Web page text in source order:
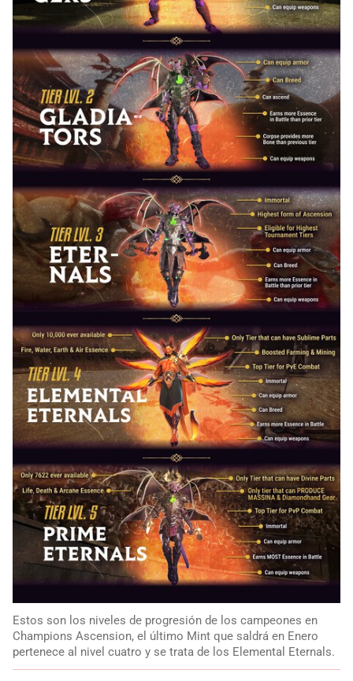
Estos son los niveles de progresión de los campeones en
Champions Ascension, el último Mint que saldrá en Enero
pertenece al nivel cuatro y se trata de los Elemental Eternals.